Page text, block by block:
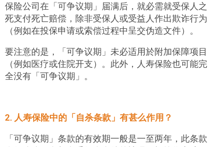
保险公司在「可争议期」届满后，就必需就受保人之
死支付死亡赔偿，除非受保人或受益人作出欺诈行为
（例如在投保申请或索偿过程中呈交伪造文件）。
要注意的是，「可争议期」未必适用於附加保障项目
（例如医疗或住院开支）。此外，人寿保险也可能完
全没有「可争议期」。
2. 人寿保险中的「自杀条款」有甚么作用？
「可争议期」条款的有效期一般是一至两年，此条款